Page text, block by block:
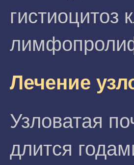
гистиоцитоз
Лечение
Узловатая
длится